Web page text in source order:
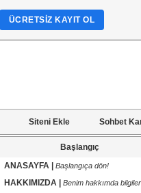
Siteni Ekle Sohbet
Başlangıç
ANASAYFA | Başlangıça dön!
HAKKIMIZDA | Benim hakkımda
ÜCRETSIZ KAYIT OL